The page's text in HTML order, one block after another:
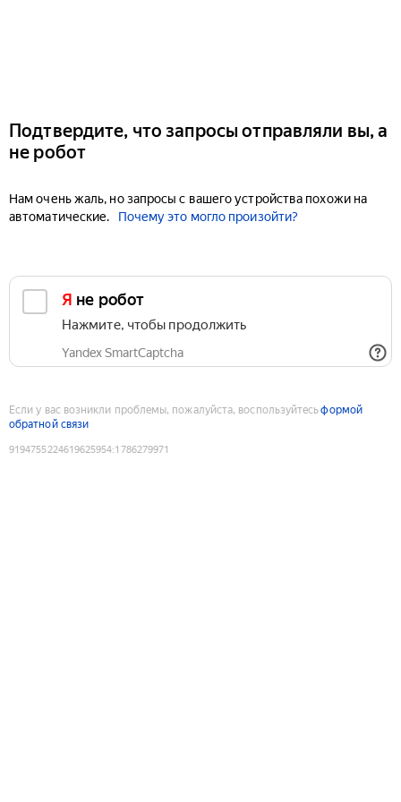
Подтвердите, что запросы отправляли вы, а
не робот
Нам очень жаль, но запросы с вашего устройства похожи на
автоматические.
Почему это могло произойти?
Я не робот
Нажмите, чтобы продолжить
Yandex SmartCaptcha
Если у вас возникли проблемы, пожалуйста, воспользуйтесьформой
обратной связи
9194755224619625954:1786279971